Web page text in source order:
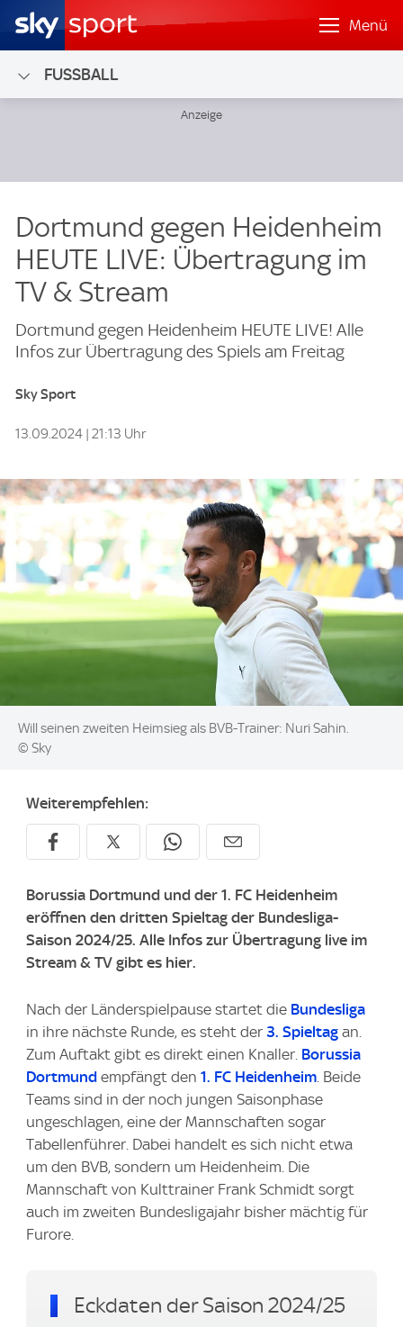
Menü
FUSSBALL
Dortmund gegen Heidenheim
HEUTE LIVE: Übertragung im
TV & Stream
Dortmund gegen Heidenheim HEUTE LIVE! Alle
Infos zur Übertragung des Spiels am Freitag
Sky Sport
13.09.2024 | 21:13 Uhr
Image:
Will seinen zweiten Heimsieg als BVB-Trainer: Nuri Sahin.
© Sky
Weiterempfehlen:
Borussia Dortmund und der 1. FC Heidenheim
eröffnen den dritten Spieltag der Bundesliga-
Saison 2024/25. Alle Infos zur Übertragung live im
Stream & TV gibt es hier.
Nach der Länderspielpause startet die Bundesliga
in ihre nächste Runde, es steht der 3. Spieltag an.
Zum Auftakt gibt es direkt einen Knaller. Borussia
Dortmund empfängt den 1. FC Heidenheim. Beide
Teams sind in der noch jungen Saisonphase
ungeschlagen, eine der Mannschaften sogar
Tabellenführer. Dabei handelt es sich nicht etwa
um den BVB, sondern um Heidenheim. Die
Mannschaft von Kulttrainer Frank Schmidt sorgt
auch im zweiten Bundesligajahr bisher mächtig für
Furore.
Eckdaten der Saison 2024/25